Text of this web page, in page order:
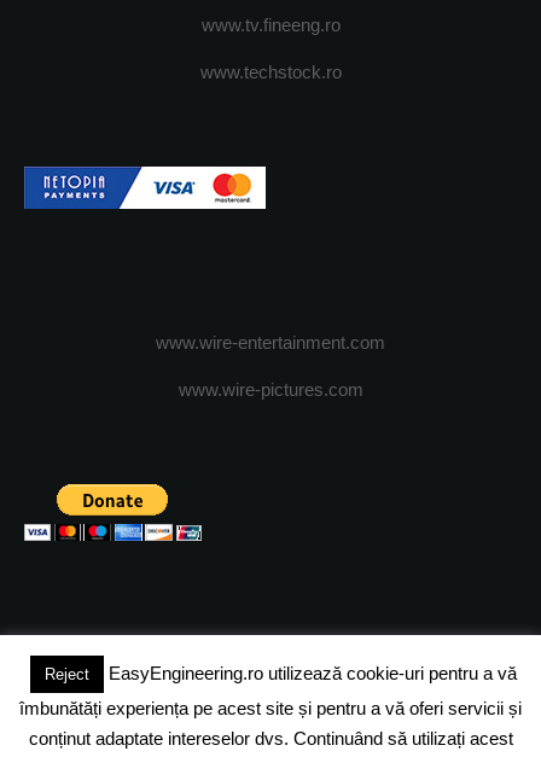
www.tv.fineeng.ro
www.techstock.ro
www.wire-entertainment.com
www.wire-pictures.com
(c) 2024 - FineEngineeringMagazine. All rights reserved.
DESPRE NOI ADVERTISING JOBS DESPRE COOKIES
Reject
EasyEngineering.ro utilizează cookie-uri pentru a vă
îmbunătăți experiența pe acest site și pentru a vă oferi servicii și
conținut adaptate intereselor dvs. Continuând să utilizați acest